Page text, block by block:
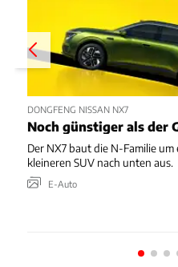
DONGFENG NISSAN NX7
Noch günstiger als der
Der NX7 baut die N-Familie um
kleineren SUV nach unten aus.
E-Auto